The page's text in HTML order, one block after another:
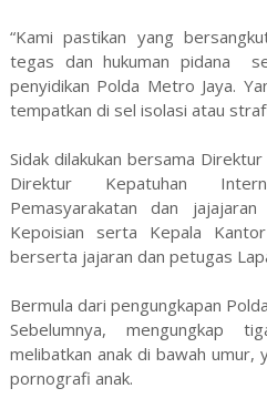
“Kami pastikan yang
tegas dan hukuman pidana
penyidikan Polda Metro Jaya.
tempatkan di sel isolasi atau
Sidak dilakukan bersama
Direktur Kepatuhan
Pemasyarakatan dan
Kepoisian serta Kepala
berserta jajaran dan petugas
Bermula dari pengungkapan
Sebelumnya, mengungkap
melibatkan anak di bawah umur,
pornografi anak.